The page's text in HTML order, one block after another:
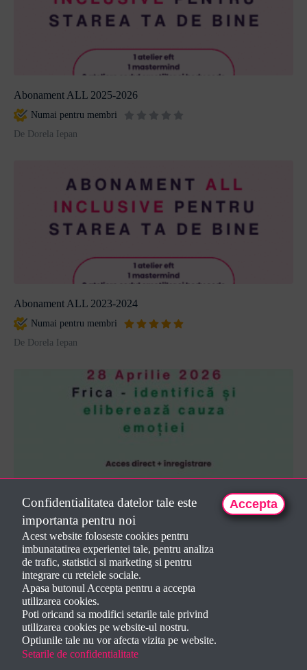
Abonament ALL 2025-2026
Numai pentru membri
De Dorela Iepan
Abonament ALL 2023-2024
Numai pentru membri
De Dorela Iepan
150 LEI
De Dorela Iepan
Creat deDorela Iepan
Confidentialitatea datelor tale este
importanta pentru noi
Acest website foloseste cookies pentru
imbunatatirea experientei tale, pentru analiza
de trafic, statistici si marketing si pentru
integrare cu retelele sociale.
Apasa butonul Accepta pentru a accepta
utilizarea cookies.
Poti oricand sa modifici setarile tale privind
utilizarea cookies pe website-ul nostru.
Optiunile tale nu vor afecta vizita pe website.
Setarile de confidentialitate
Accepta